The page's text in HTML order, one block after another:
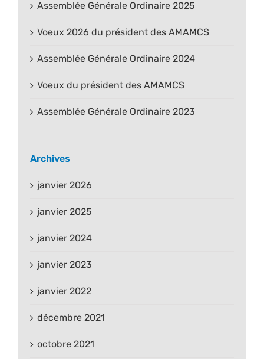
Assemblée Générale Ordinaire 2025
Voeux 2026 du président des AMAMCS
Assemblée Générale Ordinaire 2024
Voeux du président des AMAMCS
Assemblée Générale Ordinaire 2023
Archives
janvier 2026
janvier 2025
janvier 2024
janvier 2023
janvier 2022
décembre 2021
octobre 2021